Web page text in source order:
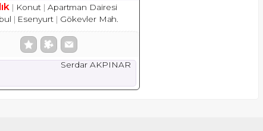
Konut
Apartman Dairesi
Esenyurt Gökevler Mah.
Serdar AKPINAR